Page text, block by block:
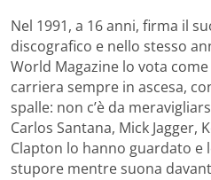
Nel 1991, a 16 anni, firma il
discografico e nello stesso
World Magazine lo vota
carriera sempre in ascesa,
spalle: non c’è da
Carlos Santana, Mick Jagger,
Clapton lo hanno guardato e
stupore mentre suona